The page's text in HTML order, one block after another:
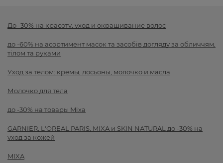
До -30% на красоту, уход и окрашивание волос
до -60% на асортимент масок та засобів догляду за обличчям,
тілом та руками
Уход за телом: кремы, лосьоны, молочко и масла
Молочко для тела
до -30% на товары Mixa
GARNIER, L'OREAL PARIS, MIXA и SKIN NATURAL до -30% на
уход за кожей
MIXA